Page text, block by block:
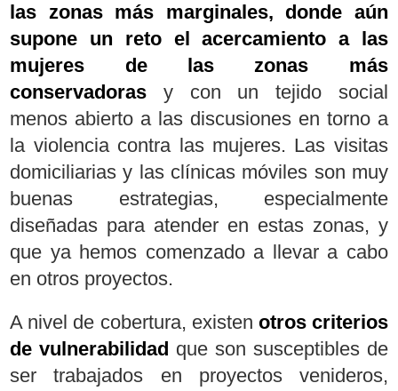
las zonas más marginales, donde aún
supone un reto el acercamiento a las
mujeres de las zonas más
conservadoras y con un tejido social
menos abierto a las discusiones en torno a
la violencia contra las mujeres. Las visitas
domiciliarias y las clínicas móviles son muy
buenas estrategias, especialmente
diseñadas para atender en estas zonas, y
que ya hemos comenzado a llevar a cabo
en otros proyectos.
A nivel de cobertura, existen otros criterios
de vulnerabilidad que son susceptibles de
ser trabajados en proyectos venideros,